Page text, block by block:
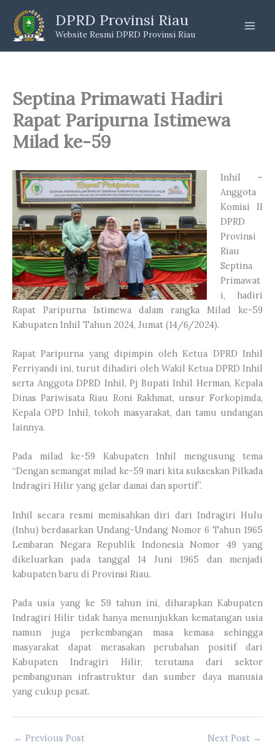
content
DPRD Provinsi Riau
Website Resmi DPRD Provinsi Riau
Septina Primawati Hadiri
Rapat Paripurna Istimewa
Milad ke-59
Inhil –
Anggota
Komisi II
DPRD
Provinsi
Riau
Septina
Primawat
i, hadiri
Rapat Paripurna Istimewa dalam rangka Milad ke-59
Kabupaten Inhil Tahun 2024, Jumat (14/6/2024).
Rapat Paripurna yang dipimpin oleh Ketua DPRD Inhil
Ferriyandi ini, turut dihadiri oleh Wakil Ketua DPRD Inhil
serta Anggota DPRD Inhil, Pj Bupati Inhil Herman, Kepala
Dinas Pariwisata Riau Roni Rakhmat, unsur Forkopimda,
Kepala OPD Inhil, tokoh masyarakat, dan tamu undangan
lainnya.
Pada milad ke-59 Kabupaten Inhil mengusung tema
“Dengan semangat milad ke-59 mari kita sukseskan Pilkada
Indragiri Hilir yang gelar damai dan sportif”.
Inhil secara resmi memisahkan diri dari Indragiri Hulu
(Inhu) berdasarkan Undang-Undang Nomor 6 Tahun 1965
Lembaran Negara Republik Indonesia Nomor 49 yang
dikeluarkan pada tanggal 14 Juni 1965 dan menjadi
kabupaten baru di Provinsi Riau.
Pada usia yang ke 59 tahun ini, diharapkan Kabupaten
Indragiri Hilir tidak hanya menunjukkan kematangan usia
namun juga perkembangan masa kemasa sehingga
masyarakat dapat merasakan perubahan positif dari
Kabupaten Indragiri Hilir, terutama dari sektor
pembangunan infrastruktur dan sumber daya manusia
yang cukup pesat.
← Previous Post Next Post →